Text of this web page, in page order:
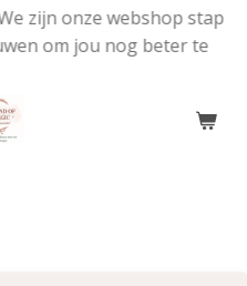
zijn onze webshop stap
om jou nog beter te